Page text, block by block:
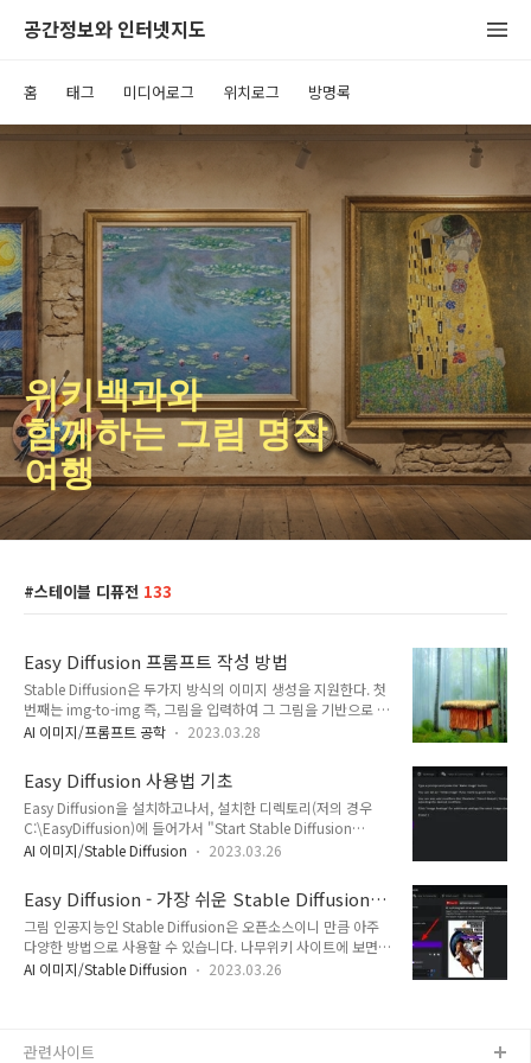
공간정보와 인터넷지도
홈 태그 미디어로그 위치로그 방명록
위키백과와
함께하는 그림 명작
여행
스테이블 디퓨전 133
Easy Diffusion 프롬프트 작성 방법
Stable Diffusion은 두가지 방식의 이미지 생성을 지원한다. 첫
번째는 img-to-img 즉, 그림을 입력하여 그 그림을 기반으로 이
미지를 생성하는 방법이며, 두번째는 txt-to-img, 즉 문자를 입
는 이 두가지 방식을 지원한다).txt-to-img 방식에서 입력하는
문자를 프롬프트(prompt)라고 한다. 프롬프트는 생성할 이미
지에 반영하고 싶은 여러가지 속성을 짧은 어구로 입력하는데,
프롬프트를 얼마나 잘 입력하느냐에 따라 생성되는 이미지가 자
신이 원하는 이미지와 가까와질 확률이 높아진다. 즉, 프롬프트
는 프롬프트를 작성하기 위한 기본적인 사항을 설명한다...
AI 이미지/프롬프트 공학 2023.03.28
Easy Diffusion 사용법 기초
Easy Diffusion을 설치하고나서, 설치한 디렉토리(저의 경우
C:\EasyDiffusion)에 들어가서 "Start Stable Diffusion
UI.cmd" 파일을 더블 클릭하면, 아래와 같은 화면이 나타나면
의 작업을 대기열에 넣을 수 있습니다. "Make Image" 단추를
누를 때마다 새로운 작업이 추가되고, 현재 실행중인 작업이 완
료되면 다음 대기중인 작업이 자동 실행됩니다. 프롬프트에 여러
줄(Return으로 분리)을 입력하면, 각 줄별로 따로 따로 실행됩니
다. 예를 들어, 세 줄로 입력하면 아래와 같이 세개의 대기열이
AI 이미지/Stable Diffusion 2023.03.26
Easy Diffusion - 가장 쉬운 Stable Diffusion
설치
그림 인공지능인 Stable Diffusion은 오픈소스이니 만큼 아주
다양한 방법으로 사용할 수 있습니다. 나무위키 사이트에 보면
Stable Diffusion web UI, Text-toArt Discord 등 여러가지 프
라우드를 통해 스테이블 디퓨전을 사용하는 Google Colab 쪽
AI 이미지/Stable Diffusion 2023.03.26
관련사이트